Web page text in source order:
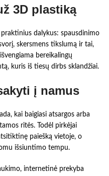
3D plastiką
dalykus: spausdinimo
skersmens tikslumą ir tai,
bereikalingų
kuris iš tiesų dirbs sklandžiai.
į namus
kai baigiasi atsargos arba
ritės. Todėl pirkėjai
paiešką vietoje, o
išsiuntimo tempu.
internetinė prekyba